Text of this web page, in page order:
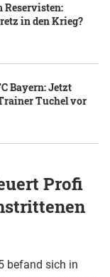
Reservisten:
in den Krieg?
Bayern: Jetzt
Tuchel vor
Profi
befand sich in